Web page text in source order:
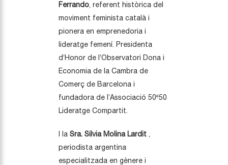
Ferrando, referent històrica del
moviment feminista català i
pionera en emprenedoria i
lideratge femení. Presidenta
d’Honor de l’Observatori Dona i
Economia de la Cambra de
Comerç de Barcelona i
fundadora de l’Associació 50ª50
Lideratge Compartit.
I la Sra. Silvia Molina Lardit ,
periodista argentina
especialitzada en gènere i